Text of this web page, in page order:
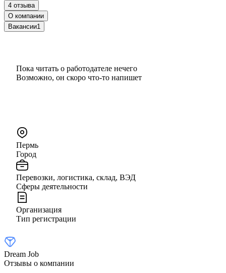
4 отзыва
О компании
Вакансии1
Пока читать о работодателе нечего
Возможно, он скоро что‑то напишет
Пермь
Город
Перевозки, логистика, склад, ВЭД
Сферы деятельности
Организация
Тип регистрации
Dream Job
Отзывы о компании